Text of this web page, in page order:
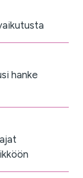
hanke